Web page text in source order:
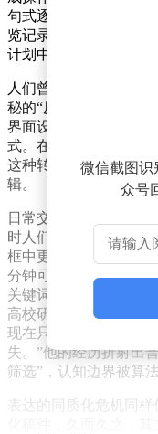
句式逐渐渗透进使用者
览记录推送的“猜你喜
计划中的商品……这些
人们曾自信地认为自
秘的“反向塑造”正在
界面设计，逐步改变
式。在享受便利的同时
这种转变往往难以察
辑。
日常交互中，算法正
时人们常用自然语言提
框中更常见的是“人均
分钟可达的西餐厅”。
关键词、限定条件“投
高校研究生张明轩坦言
现在只输入算法偏好
失。”他的经历折射出
筛选”，认知边界被算
表达的同质化危机同
微信截图识
众号